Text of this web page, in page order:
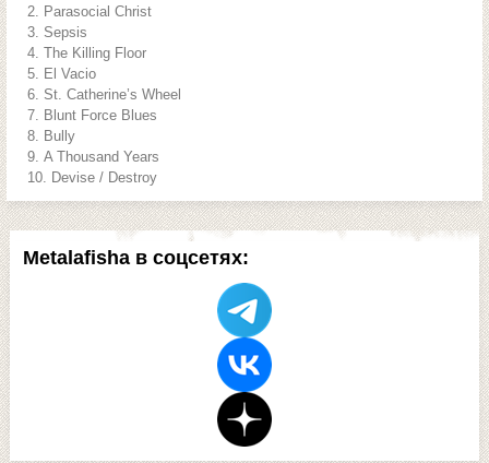
Metalafisha в соцсетях:
Parasocial Christ
Sepsis
The Killing Floor
El Vacio
St. Catherine’s Wheel
Blunt Force Blues
Bully
A Thousand Years
Devise / Destroy